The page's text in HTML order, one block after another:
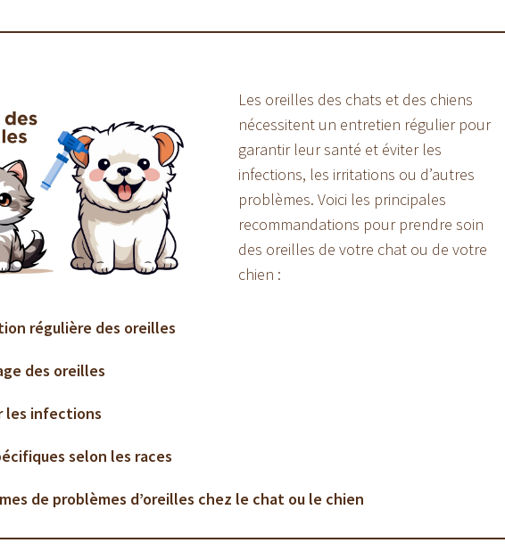
Les oreilles des chats et des chiens
nécessitent un entretien régulier pour
garantir leur santé et éviter les
infections, les irritations ou d’autres
problèmes. Voici les principales
recommandations pour prendre soin
des oreilles de votre chat ou de votre
chien :
régulière des oreilles
des oreilles
les infections
selon les races
de problèmes d’oreilles chez le chat ou le chien